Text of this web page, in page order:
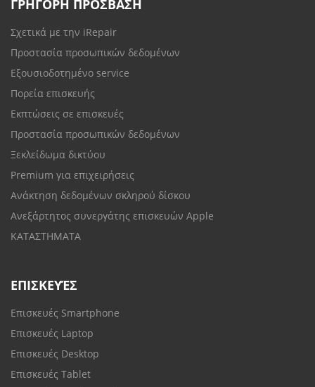
ΓΡΗΓΟΡΗ ΠΡΟΣΒΑΣΗ
Σχετικά με την iRepair
Προστασία προσωπικών δεδομένων
Εξουσιοδοτημένο service
Πορεία επισκευής
Εκπτώσεις σε επισκευές
Προστασία προσωπικών δεδομένων
Ξεκλείδωμα δικτύου
Premium για επιχειρήσεις
Ανάκτηση δεδομένων σκληρού δίσκου
Ανεξάρτητος συνεργάτης επισκευών Apple
ΚΑΤΑΣΤΗΜΑΤΑ
ΕΠΙΣΚΕΥΈΣ
Επισκευές Smartphone
Επισκευές Laptop
Επισκευές Desktop
Επισκευές Tablet